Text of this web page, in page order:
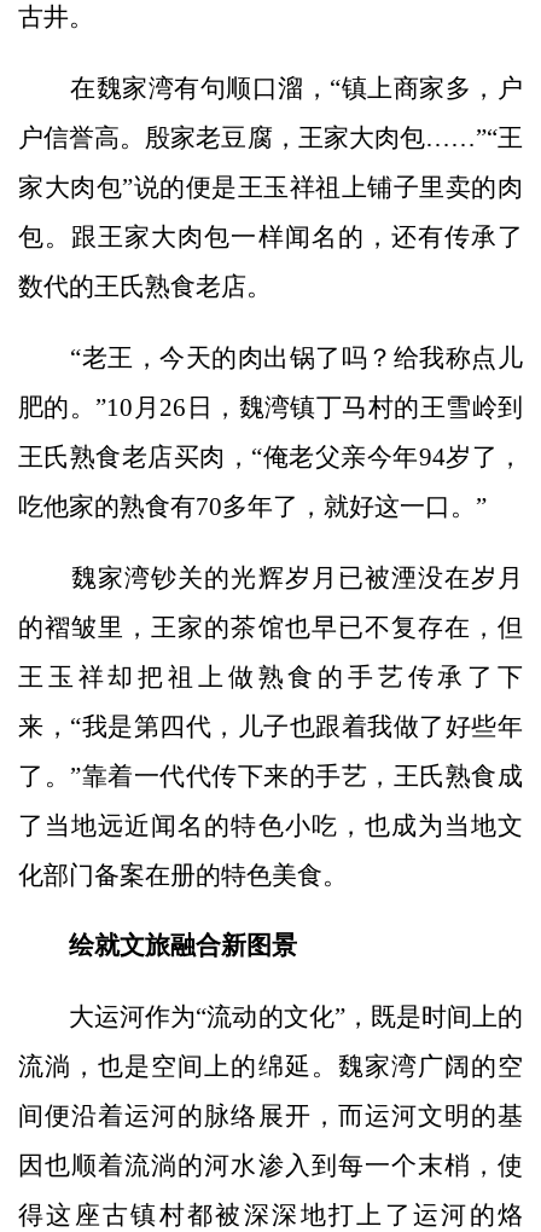
古井。
在魏家湾有句顺口溜，“镇上商家多，户
户信誉高。殷家老豆腐，王家大肉包……”“王
家大肉包”说的便是王玉祥祖上铺子里卖的肉
包。跟王家大肉包一样闻名的，还有传承了
数代的王氏熟食老店。
“老王，今天的肉出锅了吗？给我称点儿
肥的。”10月26日，魏湾镇丁马村的王雪岭到
王氏熟食老店买肉，“俺老父亲今年94岁了，
吃他家的熟食有70多年了，就好这一口。”
魏家湾钞关的光辉岁月已被湮没在岁月
的褶皱里，王家的茶馆也早已不复存在，但
王玉祥却把祖上做熟食的手艺传承了下
来，“我是第四代，儿子也跟着我做了好些年
了。”靠着一代代传下来的手艺，王氏熟食成
了当地远近闻名的特色小吃，也成为当地文
化部门备案在册的特色美食。
绘就文旅融合新图景
大运河作为“流动的文化”，既是时间上的
流淌，也是空间上的绵延。魏家湾广阔的空
间便沿着运河的脉络展开，而运河文明的基
因也顺着流淌的河水渗入到每一个末梢，使
得这座古镇村都被深深地打上了运河的烙